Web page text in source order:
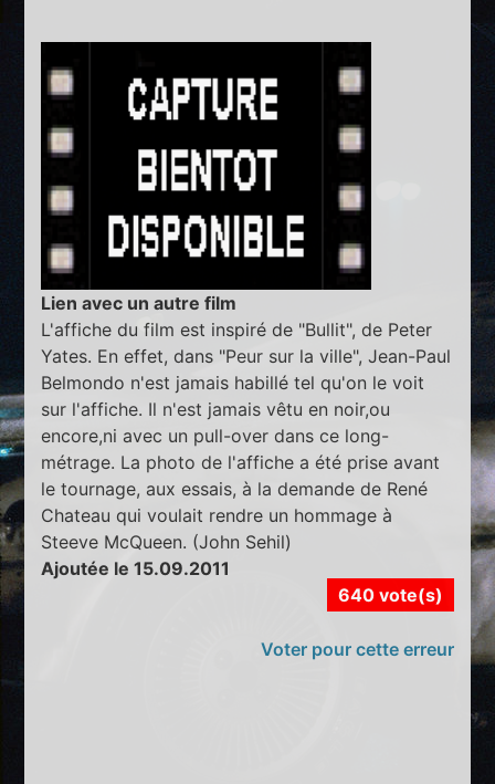
Lien avec un autre film
L'affiche du film est inspiré de "Bullit", de Peter
Yates. En effet, dans "Peur sur la ville", Jean-Paul
Belmondo n'est jamais habillé tel qu'on le voit
sur l'affiche. Il n'est jamais vêtu en noir,ou
encore,ni avec un pull-over dans ce long-
métrage. La photo de l'affiche a été prise avant
le tournage, aux essais, à la demande de René
Chateau qui voulait rendre un hommage à
Steeve McQueen. (John Sehil)
Ajoutée le 15.09.2011
640 vote(s)
Voter pour cette erreur